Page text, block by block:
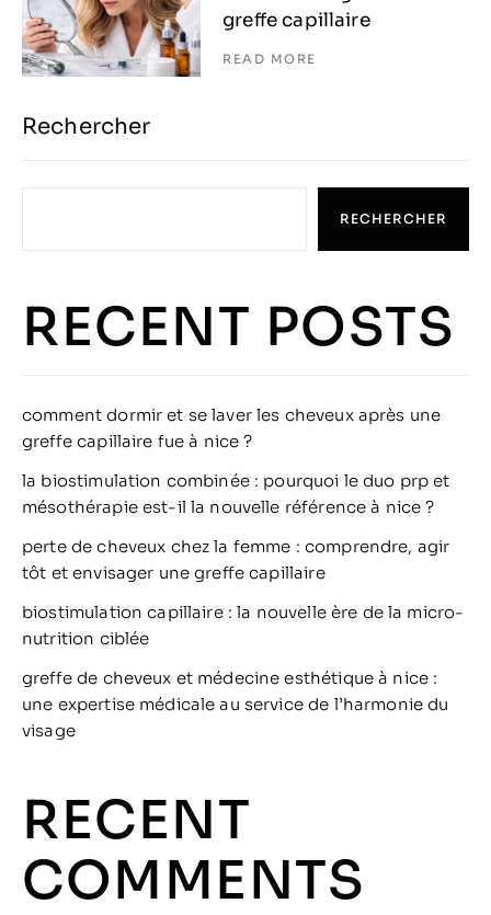
greffe capillaire
READ MORE
Rechercher
RECHERCHER
RECENT POSTS
comment dormir et se laver les cheveux après une
greffe capillaire fue à nice ?
la biostimulation combinée : pourquoi le duo prp et
mésothérapie est-il la nouvelle référence à nice ?
perte de cheveux chez la femme : comprendre, agir
tôt et envisager une greffe capillaire
biostimulation capillaire : la nouvelle ère de la micro-
nutrition ciblée
greffe de cheveux et médecine esthétique à nice :
une expertise médicale au service de l’harmonie du
visage
RECENT
COMMENTS